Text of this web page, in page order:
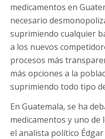
medicamentos en
necesario
suprimiendo cualquier
a los nuevos
procesos más
más opciones a la
suprimiendo todo tipo
En Guatemala, se ha
medicamentos y uno de
el analista político